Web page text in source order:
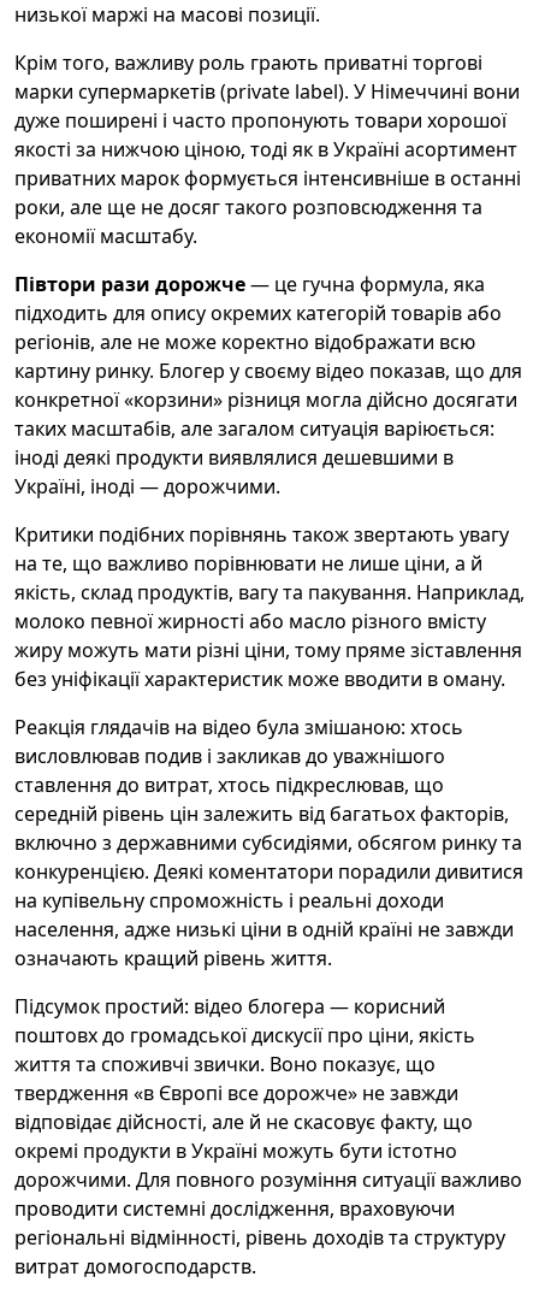
низької маржі на масові позиції.
Крім того, важливу роль грають приватні торгові
марки супермаркетів (private label). У Німеччині вони
дуже поширені і часто пропонують товари хорошої
якості за нижчою ціною, тоді як в Україні асортимент
приватних марок формується інтенсивніше в останні
роки, але ще не досяг такого розповсюдження та
економії масштабу.
Півтори рази дорожче— це гучна формула, яка
підходить для опису окремих категорій товарів або
регіонів, але не може коректно відображати всю
картину ринку. Блогер у своєму відео показав, що для
конкретної «корзини» різниця могла дійсно досягати
таких масштабів, але загалом ситуація варіюється:
іноді деякі продукти виявлялися дешевшими в
Україні, іноді — дорожчими.
Критики подібних порівнянь також звертають увагу
на те, що важливо порівнювати не лише ціни, а й
якість, склад продуктів, вагу та пакування. Наприклад,
молоко певної жирності або масло різного вмісту
жиру можуть мати різні ціни, тому пряме зіставлення
без уніфікації характеристик може вводити в оману.
Реакція глядачів на відео була змішаною: хтось
висловлював подив і закликав до уважнішого
ставлення до витрат, хтось підкреслював, що
середній рівень цін залежить від багатьох факторів,
включно з державними субсидіями, обсягом ринку та
конкуренцією. Деякі коментатори порадили дивитися
на купівельну спроможність і реальні доходи
населення, адже низькі ціни в одній країні не завжди
означають кращий рівень життя.
Підсумок простий: відео блогера — корисний
поштовх до громадської дискусії про ціни, якість
життя та споживчі звички. Воно показує, що
твердження «в Європі все дорожче» не завжди
відповідає дійсності, але й не скасовує факту, що
окремі продукти в Україні можуть бути істотно
дорожчими. Для повного розуміння ситуації важливо
проводити системні дослідження, враховуючи
регіональні відмінності, рівень доходів та структуру
витрат домогосподарств.